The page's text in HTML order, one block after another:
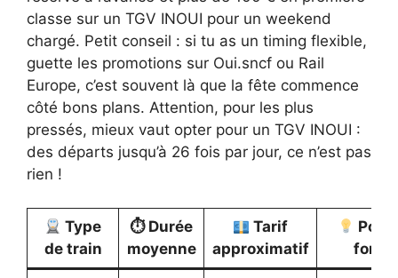
classe sur un TGV INOUI pour un weekend
chargé. Petit conseil : si tu as un timing flexible,
guette les promotions sur Oui.sncf ou Rail
Europe, c’est souvent là que la fête commence
côté bons plans. Attention, pour les plus
pressés, mieux vaut opter pour un TGV INOUI :
des départs jusqu’à 26 fois par jour, ce n’est pas
rien !
Type
de train
⏱ Durée
moyenne
Tarif
approximatif
forts